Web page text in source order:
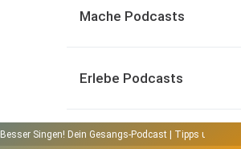
Mache Podcasts
Erlebe Podcasts
Besser Singen! Dein Gesangs-Podcast | Tipps und